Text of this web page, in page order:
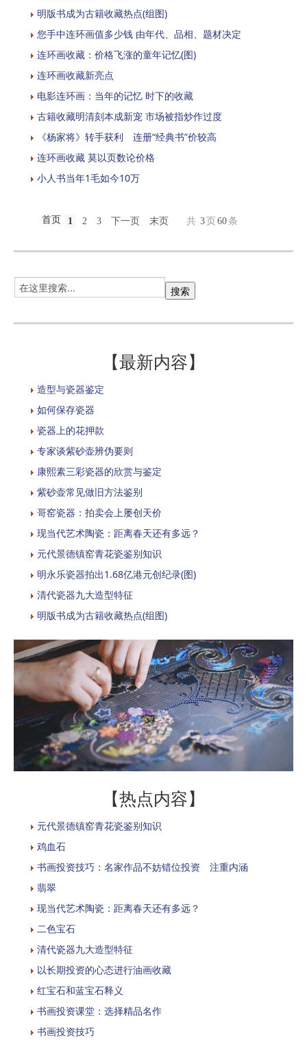
明版书成为古籍收藏热点(组图)
您手中连环画值多少钱 由年代、品相、题材决定
连环画收藏：价格飞涨的童年记忆(图)
连环画收藏新亮点
电影连环画：当年的记忆 时下的收藏
古籍收藏明清刻本成新宠 市场被指炒作过度
《杨家将》转手获利 连册“经典书”价较高
连环画收藏 莫以页数论价格
小人书当年1毛如今10万
首页 1 2 3 下一页 末页 共 3 页 60 条
【最新内容】
造型与瓷器鉴定
如何保存瓷器
瓷器上的花押款
专家谈紫砂壶辨伪要则
康熙素三彩瓷器的欣赏与鉴定
紫砂壶常见做旧方法鉴别
哥窑瓷器：拍卖会上屡创天价
现当代艺术陶瓷：距离春天还有多远？
元代景德镇窑青花瓷鉴别知识
明永乐瓷器拍出1.68亿港元创纪录(图)
清代瓷器九大造型特征
明版书成为古籍收藏热点(组图)
【热点内容】
元代景德镇窑青花瓷鉴别知识
鸡血石
书画投资技巧：名家作品不妨错位投资 注重内涵
翡翠
现当代艺术陶瓷：距离春天还有多远？
二色宝石
清代瓷器九大造型特征
以长期投资的心态进行油画收藏
红宝石和蓝宝石释义
书画投资课堂：选择精品名作
书画投资技巧